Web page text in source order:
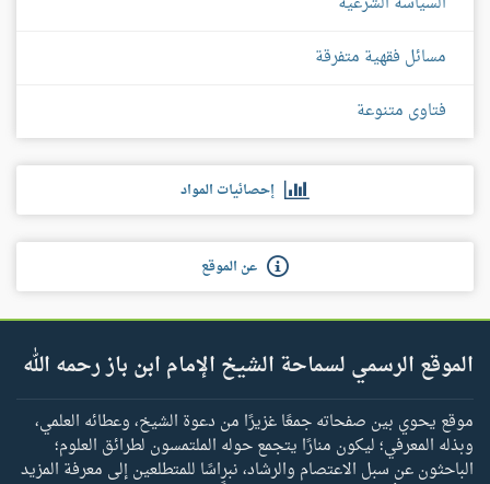
مسائل فقهية متفرقة
فتاوى متنوعة
إحصائيات المواد
عن الموقع
الموقع الرسمي لسماحة الشيخ الإمام ابن باز رحمه الله
موقع يحوي بين صفحاته جمعًا غزيرًا من دعوة الشيخ، وعطائه العلمي،
وبذله المعرفي؛ ليكون منارًا يتجمع حوله الملتمسون لطرائق العلوم؛
الباحثون عن سبل الاعتصام والرشاد، نبراسًا للمتطلعين إلى معرفة المزيد